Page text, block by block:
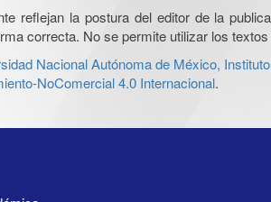
reflejan la postura del editor de la
correcta. No se permite utilizar los
Nacional Autónoma de México,
NoComercial 4.0 Internacional.